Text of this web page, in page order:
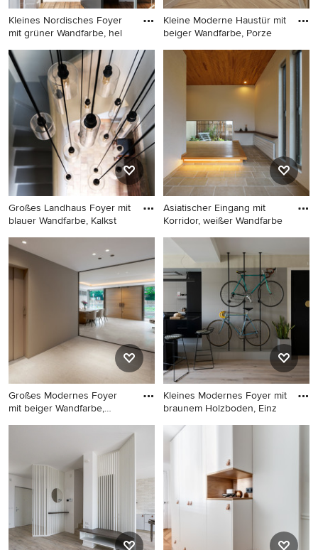
Kleines Nordisches Foyer
mit grüner Wandfarbe, hel
Kleines Nordisches Foyer mit
grüner Wandfarbe, hellem
Holzboden, Drehtür, grüner
Haustür und beigem Boden
in Paris
Kleine Moderne Haustür mit
beiger Wandfarbe, Porze
Kleine Moderne Haustür mit
beiger Wandfarbe, Porzellan-
Bodenfliesen, Einzeltür und
beigem Boden in Sonstige
Großes Landhaus Foyer mit
blauer Wandfarbe, Kalkst
Großes Landhaus Foyer mit
blauer Wandfarbe, Kalkstein,
Drehtür und beigem Boden
Asiatischer Eingang mit
Korridor, weißer Wandfarbe
Asiatischer Eingang mit
Korridor, weißer Wandfarbe
und beigem Boden in
Großes Modernes Foyer
mit beiger Wandfarbe,
Großes Modernes Foyer mit
beiger Wandfarbe, Porzellan-
Bodenfliesen, Doppeltür,
brauner Haustür, beigem
Boden und eingelassener
Decke in Tokio
Kleines Modernes Foyer mit
braunem Holzboden, Einz
Kleines Modernes Foyer mit
braunem Holzboden,
Einzeltür, schwarzer Haustür
und beigem Boden in